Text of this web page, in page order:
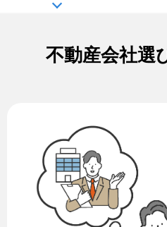
不動産会社選